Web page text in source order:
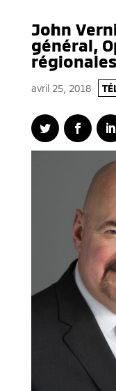
John
général,
avril 25, 2018